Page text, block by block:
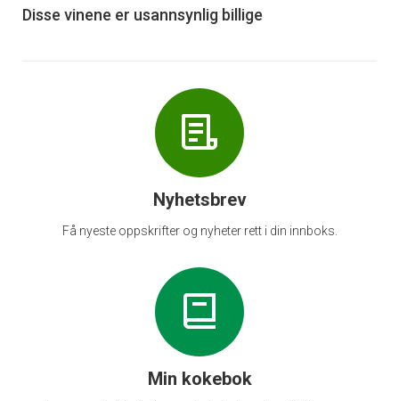
6
Disse vinene er usannsynlig billige
Nyhetsbrev
Få nyeste oppskrifter og nyheter rett i din innboks.
Min kokebok